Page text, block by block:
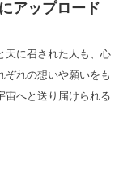
アップロード
天に召された人も、心
れの想いや願いをも
宙へと送り届けられる